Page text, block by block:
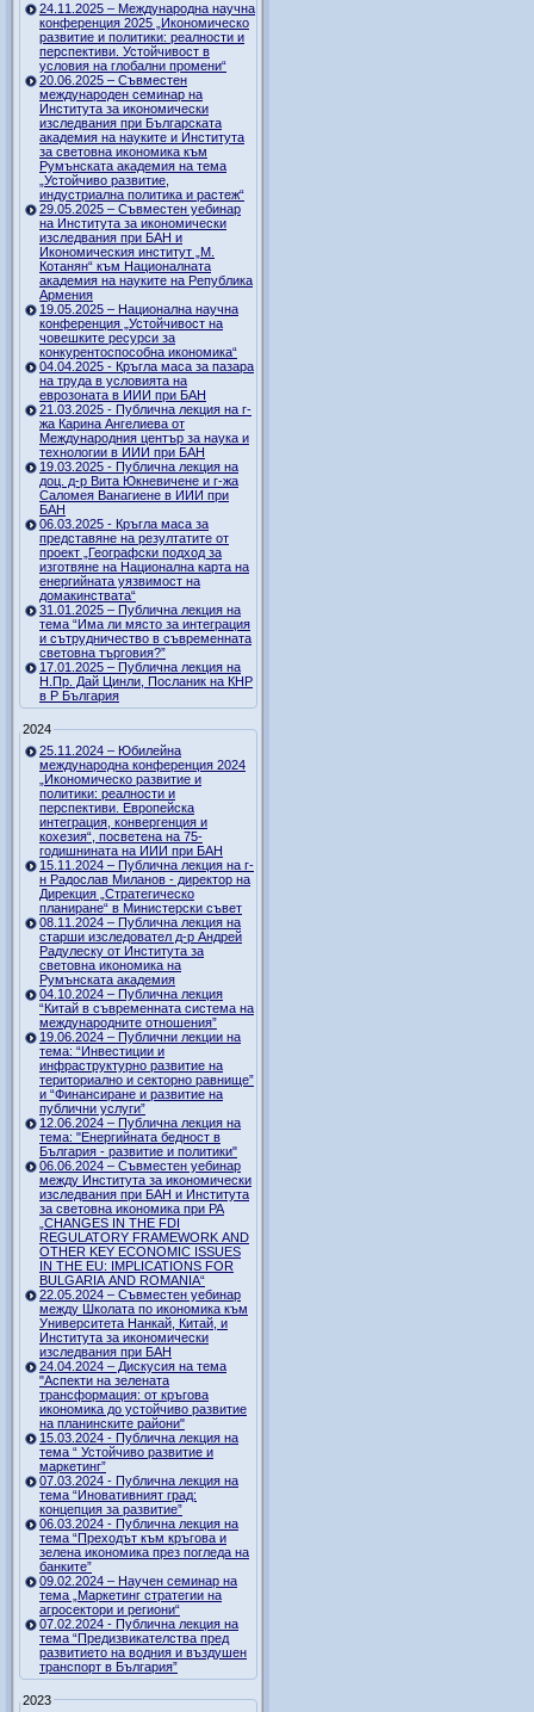
24.11.2025 – Международна научна
конференция 2025 „Икономическо
развитие и политики: реалности и
перспективи. Устойчивост в
условия на глобални промени“
20.06.2025 – Съвместен
международен семинар на
Института за икономически
изследвания при Българската
академия на науките и Института
за световна икономика към
Румънската академия на тема
„Устойчиво развитие,
индустриална политика и растеж“
29.05.2025 – Съвместен уебинар
на Института за икономически
изследвания при БАН и
Икономическия институт „М.
Котанян“ към Националната
академия на науките на Република
Армения
19.05.2025 – Национална научна
конференция „Устойчивост на
човешките ресурси за
конкурентоспособна икономика“
04.04.2025 - Кръгла маса за пазара
на труда в условията на
еврозоната в ИИИ при БАН
21.03.2025 - Публична лекция на г-
жа Карина Ангелиева от
Международния център за наука и
технологии в ИИИ при БАН
19.03.2025 - Публична лекция на
доц. д-р Вита Юкневичене и г-жа
Саломея Ванагиене в ИИИ при
БАН
06.03.2025 - Кръгла маса за
представяне на резултатите от
проект „Географски подход за
изготвяне на Национална карта на
енергийната уязвимост на
домакинствата“
31.01.2025 – Публична лекция на
тема “Има ли място за интеграция
и сътрудничество в съвременната
световна търговия?”
17.01.2025 – Публична лекция на
Н.Пр. Дай Цинли, Посланик на КНР
в Р България
2024
25.11.2024 – Юбилейна
международна конференция 2024
„Икономическо развитие и
политики: реалности и
перспективи. Европейска
интеграция, конвергенция и
кохезия“, посветена на 75-
годишнината на ИИИ при БАН
15.11.2024 – Публична лекция на г-
н Радослав Миланов - директор на
Дирекция „Стратегическо
планиране“ в Министерски съвет
08.11.2024 – Публична лекция на
старши изследовател д-р Андрей
Радулеску от Института за
световна икономика на
Румънската академия
04.10.2024 – Публична лекция
“Китай в съвременната система на
международните отношения”
19.06.2024 – Публични лекции на
тема: “Инвестиции и
инфраструктурно развитие на
териториално и секторно равнище”
и “Финансиране и развитие на
публични услуги”
12.06.2024 – Публична лекция на
тема: "Енергийната бедност в
България - развитие и политики"
06.06.2024 – Съвместен уебинар
между Института за икономически
изследвания при БАН и Института
за световна икономика при РА
„CHANGES IN THE FDI
REGULATORY FRAMEWORK AND
OTHER KEY ECONOMIC ISSUES
IN THE EU: IMPLICATIONS FOR
BULGARIA AND ROMANIA“
22.05.2024 – Съвместен уебинар
между Школата по икономика към
Университета Нанкай, Китай, и
Института за икономически
изследвания при БАН
24.04.2024 – Дискусия на тема
"Аспекти на зелената
трансформация: от кръгова
икономика до устойчиво развитие
на планинските райони"
15.03.2024 - Публична лекция на
тема “ Устойчиво развитие и
маркетинг”
07.03.2024 - Публична лекция на
тема “Иновативният град:
концепция за развитие”
06.03.2024 - Публична лекция на
тема “Преходът към кръгова и
зелена икономика през погледа на
банките”
09.02.2024 – Научен семинар на
тема „Маркетинг стратегии на
агросектори и региони“
07.02.2024 - Публична лекция на
тема “Предизвикателства пред
развитието на водния и въздушен
транспорт в България”
2023